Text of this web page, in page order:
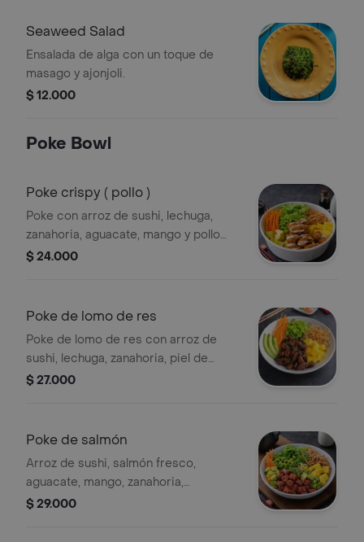
Seaweed Salad
Ensalada de alga con un toque de
masago y ajonjoli.
$ 12.000
Poke Bowl
Poke crispy ( pollo )
Poke con arroz de sushi, lechuga,
zanahoria, aguacate, mango y pollo
apanado.
$ 24.000
Poke de lomo de res
Poke de lomo de res con arroz de
sushi, lechuga, zanahoria, piel de
gyoza crocante, mango, aguacate y
$ 27.000
Poke de salmón
Arroz de sushi, salmón fresco,
aguacate, mango, zanahoria,
edamame, y piel de gyoza crocante.
$ 29.000